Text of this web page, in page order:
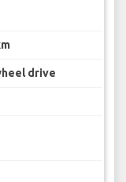
drive